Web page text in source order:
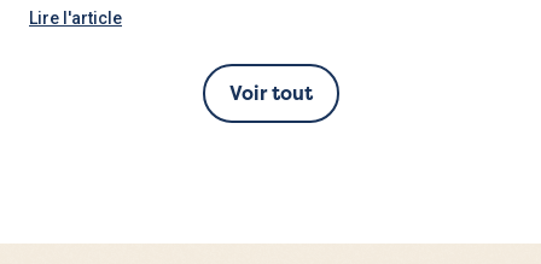
Lire l'article
Voir tout